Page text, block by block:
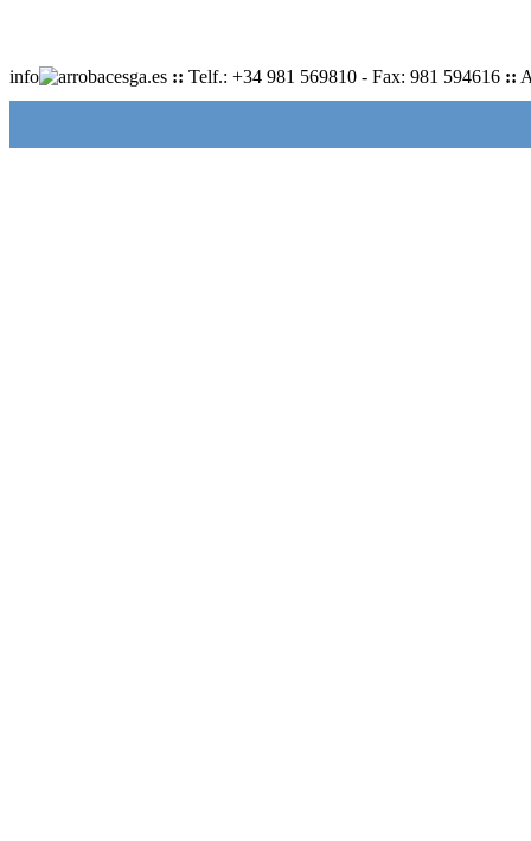
info cesga.es :: Telf.: +34 981 569810 - Fax: 981 594616 ::